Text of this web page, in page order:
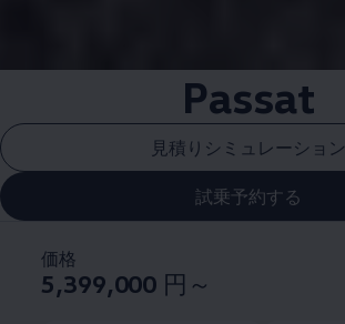
Passat
見積りシミュレーション
試乗予約する
価格
5,399,000 円～